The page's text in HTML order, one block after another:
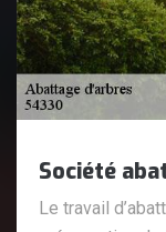
Société
Le travail